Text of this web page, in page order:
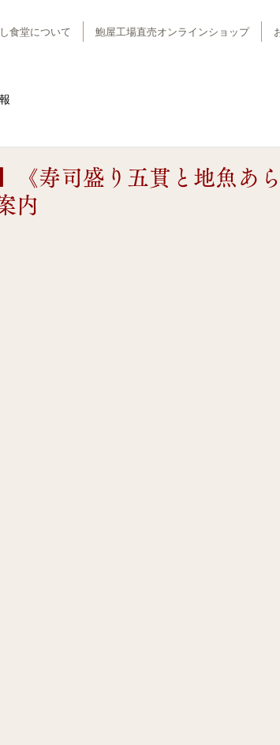
食堂について 鮑屋工場直売オンラインショップ
《寿司盛り五貫と地魚あ
内